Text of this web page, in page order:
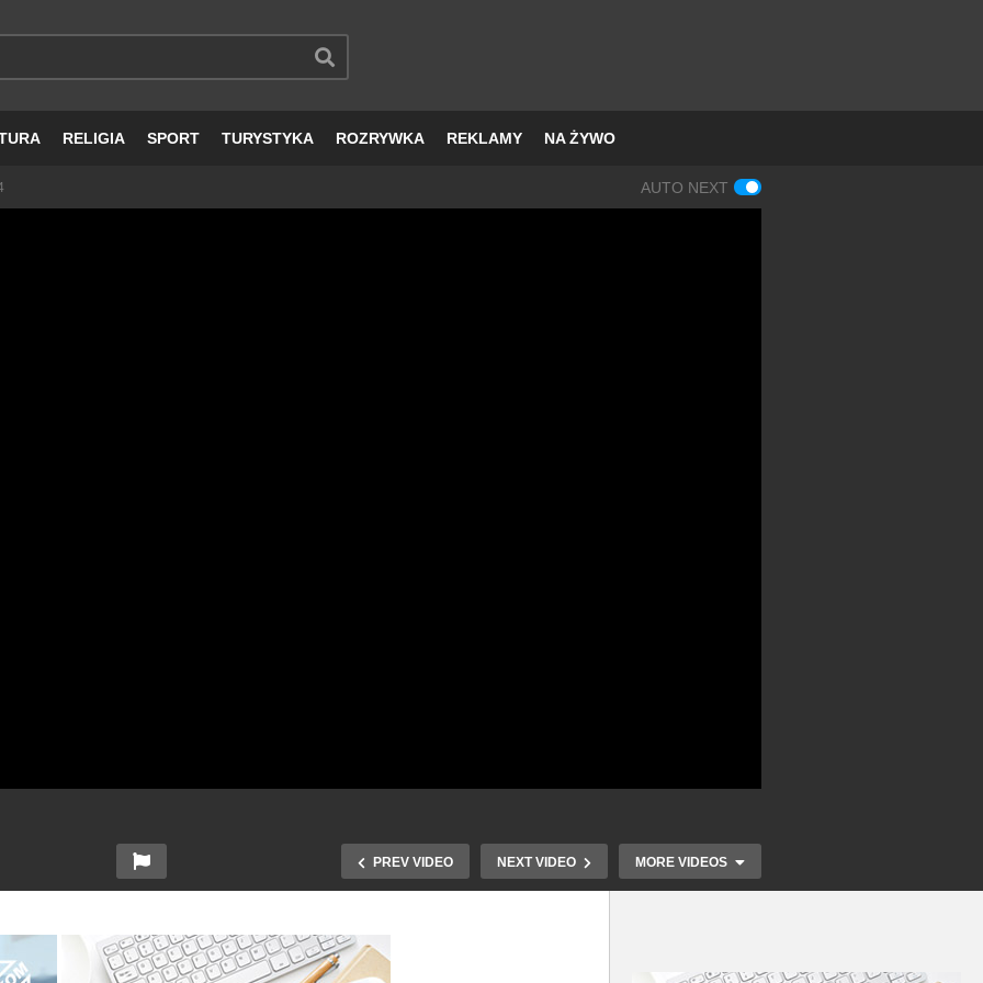
RELIGIA SPORT TURYSTYKA ROZRYWKA REKLAMY NA ŻYWO
AUTO NEXT
PREV VIDEO NEXT VIDEO MORE VIDEOS